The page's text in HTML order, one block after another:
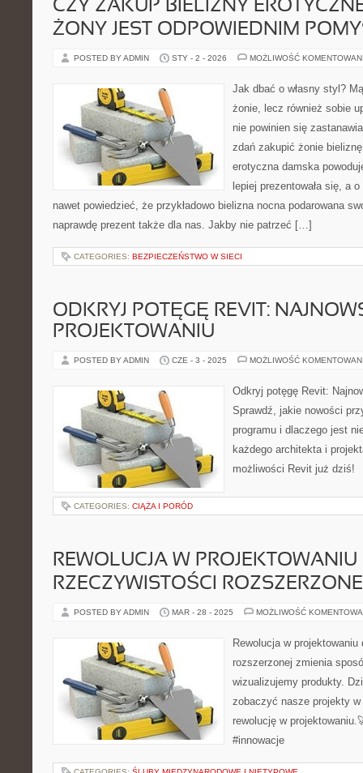
CZY ZAKUP BIELIZNY
ŻONY JEST ODPOWIEDNIM
POSTED BY ADMIN STY - 2 - 2026 MOŻLIWOŚĆ
Jak dbać o własny styl?
żonie, lecz również sobie
nie powinien się
zdań zakupić żonie
erotyczna damska
lepiej prezentowała się, a
nawet powiedzieć, że przykładowo bielizna nocna podarowana
naprawdę prezent także dla nas. Jakby nie patrzeć […]
CATEGORIES: BEZPIECZEŃSTWO W SIECI
ODKRYJ POTĘGĘ REVIT:
PROJEKTOWANIU
POSTED BY ADMIN CZE - 3 - 2025 MOŻLIWOŚĆ
Odkryj potęgę Revit:
Sprawdź, jakie nowości
programu i dlaczego jest
każdego architekta i
możliwości Revit już dziś!
CATEGORIES: CIĄŻA I PORÓD
REWOLUCJA W
RZECZYWISTOŚCI
POSTED BY ADMIN MAR - 28 - 2025 MOŻLIWOŚĆ
Rewolucja w
rozszerzonej zmienia
wizualizujemy produkty.
zobaczyć nasze projekty
rewolucję w
#innowacje